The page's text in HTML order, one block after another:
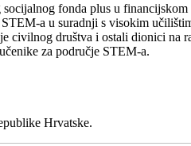
fonda plus u
a u suradnji s visokim
civilnog društva i ostali dionici na
za područje STEM-a.
Hrvatske.